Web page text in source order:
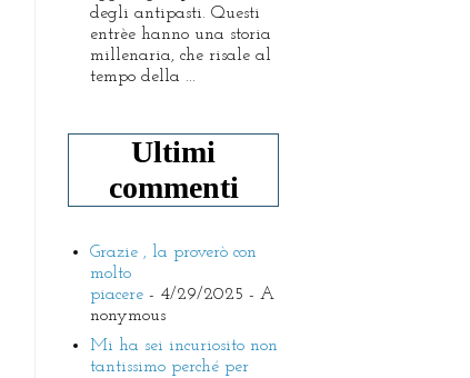
degli antipasti. Questi
entrèe hanno una storia
millenaria, che risale al
tempo della ...
Ultimi
commenti
Grazie , la proverò con
molto
piacere - 4/29/2025 - A
nonymous
Mi ha sei incuriosito non
tantissimo perché per